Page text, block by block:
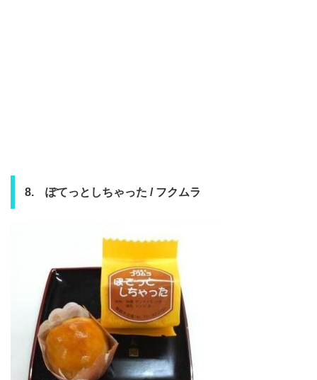
8. ぽてっとしちゃった / フクムラ